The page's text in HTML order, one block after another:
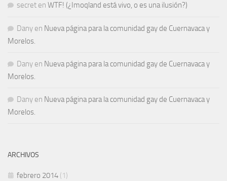
secret en WTF! (¿Imoqland está vivo, o es una ilusión?)
Dany en Nueva página para la comunidad gay de Cuernavaca y
Morelos.
Dany en Nueva página para la comunidad gay de Cuernavaca y
Morelos.
Dany en Nueva página para la comunidad gay de Cuernavaca y
Morelos.
ARCHIVOS
febrero 2014 (1)